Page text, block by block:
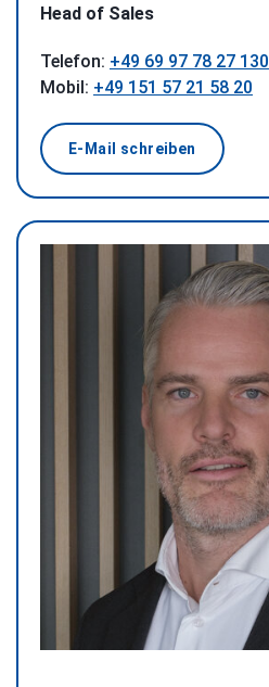
Head of Sales
Telefon: +49 69 97 78 27 130
Mobil: +49 151 57 21 58 20
E-Mail schreiben